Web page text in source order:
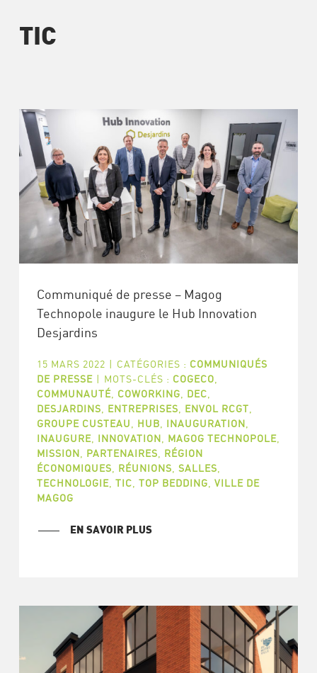
TIC
Communiqué de presse – Magog
Technopole inaugure le Hub Innovation
Desjardins
15 MARS 2022 | CATÉGORIES : COMMUNIQUÉS
DE PRESSE | MOTS-CLÉS : COGECO
COMMUNAUTÉ, COWORKING DEC
DESJARDINS
ENTREPRISES ENVOL RCGT
GROUPE CUSTEAU
HUB INAUGURATION
INAUGURE, INNOVATION MAGOG TECHNOPOLE,
MISSION
PARTENAIRES
RÉGION
ÉCONOMIQUES
RÉUNIONS SALLES
TECHNOLOGIE, TIC TOP BEDDING VILLE DE
MAGOG
EN SAVOIR PLUS